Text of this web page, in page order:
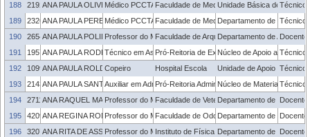
188
2192997ANA PAULA OLIVEIRA ROSSES
Médico PCCTAEFaculdade de MedicinaUnidade Básica de Saúde
Técnico
189
2326155ANA PAULA PEREIRA NETO BARBOSA
Médico PCCTAEFaculdade de MedicinaDepartamento de Saúde
Técnico
190
2654353ANA PAULA POLIDORI ZECHLINSKI
Professor do Magistério Superior
Faculdade de Arquitetura e Urbanismo
Departamento de Docente
191
1957864ANA PAULA RODRIGUESTécnico em Assuntos Educacionais
Pró-Reitoria de Extensão e Cultura
Núcleo de Apoio aTécnico
192
1099632ANA PAULA ROLDAO MONTOITO
Copeiro Hospital Escola Unidade de Apoio aoTécnico
193
2143674ANA PAULA SANTOS GRUPPELLI
Auxiliar em AdministraçãoPró-Reitoria AdministrativaNúcleo de Material Técnico
194
2711145ANA RAQUEL MANO MEINERZProfessor do Magistério Superior
Faculdade de VeterináriaDepartamento de Clínicas
Docente
195
420974ANA REGINA ROMANOProfessor do Magistério Superior
Faculdade de OdontologiaDepartamento de Docente
196
3207961ANA RITA DE ASSUMPCAO MAZZINI
Professor do Magistério Superior
Instituto de Física e Matemática
Departamento de Docente